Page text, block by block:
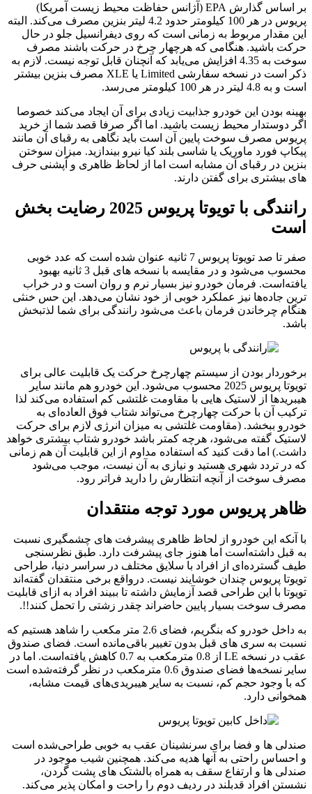
بر اساس گذارش EPA (آژانس حفاظت محیط زیست آمریکا)
پریوس در هر 100 کیلومتر حدود 4.2 لیتر بنزین مصرف می‌کند. البته
این مقدار مربوط به زمانی است که روی دیفرانسیل جلو در حال
حرکت باشید. هنگامی که هرچهار چرخ در حرکت باشند مصرف
سوخت به 4.35 افزایش می‌یابد که آنچنان قابل توجه نیست. لازم به
ذکر است در نسخه سفارشی Limited یا XLE مصرف بنزین بیشتر
است و به 4.8 لیتر در هر 100 کیلومتر می‌رسد.
بهینه بودن این خودرو جذابیت زیادی برای آن ایجاد می‌کند خصوصا
اگر دوستدار محیط زیست باشید. اما اگر صرفا قصد شما از خرید
پریوس مصرف سوخت پایین آن است باید نگاهی به رقبای آن مانند
پیکاپ فورد ماوریک یا شاسی بلند کیا نیرو بیندازید. میزان سوختن
بنزین در رقبای آن مشابه است اما از لحاظ ظاهری و آپشنی حرف
های بیشتری برای گفتن دارند.
رانندگی با تویوتا پریوس 2025 رضایت بخش
است
صفر تا صد تویوتا پریوس 7 ثانیه عنوان شده است که عدد خوبی
محسوب می‌شود و در مقایسه با نسخه های قبل 3 ثانیه بهبود
یافته‌است. فرمان خودرو نیز بسیار نرم و روان است و در خراب
ترین جاده‌ها نیز عملکرد خوبی از خود نشان می‌دهد. این حس خنثی
هنگام چرخاندن فرمان باعث می‌شود رانندگی برای شما لذتبخش
باشد.
برخوردار بودن از سیستم چهارچرخ حرکت یک قابلیت عالی برای
تویوتا پریوس 2025 محسوب می‌شود. این خودرو هم مانند سایر
هیبریدها از لاستیک هایی با مقاومت غلتشی کم استفاده می‌کند لذا
ترکیب آن با حرکت چهارچرخ می‌تواند شتاب فوق العاده‌ای به
خودرو ببخشد. (مقاومت غلتشی به میزان انرژی لازم برای حرکت
لاستیک گفته می‌شود، هرچه کمتر باشد خودرو شتاب بیشتری خواهد
داشت.) اما دقت کنید که استفاده مداوم از این قابلیت آن هم زمانی
که در تردد شهری هستید و نیازی به آن نیست، موجب می‌شود
مصرف سوخت از آنچه انتظارش را دارید فراتر رود.
ظاهر پریوس مورد توجه منتقدان
با آنکه این خودرو از لحاظ ظاهری پیشرفت های چشمگیری نسبت
به قبل داشته‌است اما هنوز جای پیشرفت دارد. طبق نظرسنجی
طیف گسترده‌ای از افراد با سلایق مختلف در سراسر دنیا، طراحی
تویوتا پریوس چندان خوشایند نیست. درواقع برخی منتقدان گفته‌اند
تویوتا با این طراحی قصد آزمایش داشته تا ببیند افراد به ازای قابلیت
مصرف سوخت بسیار پایین حاضراند چقدر زشتی را تحمل کنند!!.
به داخل خودرو که بنگریم، فضای 2.6 متر مکعب را شاهد هستیم که
نسبت به سری های قبل بدون تغییر باقی‌مانده است. فضای صندوق
عقب در نسخه LE از 0.8 مترمکعب به 0.7 کاهش یافته‌است. اما در
سایر نسخه‌ها فضای صندوق 0.6 مترمکعب در نظر گرفته‌شده است
که با وجود حجم کم، نسبت به سایر هیبریدی‌های قیمت مشابه،
همخوانی دارد.
صندلی ها و فضا برای سرنشینان عقب به خوبی طراحی‌شده است
و احساس راحتی به آنها هدیه می‌کند. همچنین شیب موجود در
صندلی ها و ارتفاع سقف به همراه بالشتک های پشت گردن،
نشستن افراد قدبلند در ردیف دوم را راحت و امکان پذیر می‌کند.